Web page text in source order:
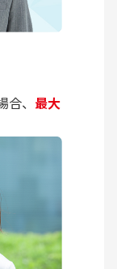
、 最大